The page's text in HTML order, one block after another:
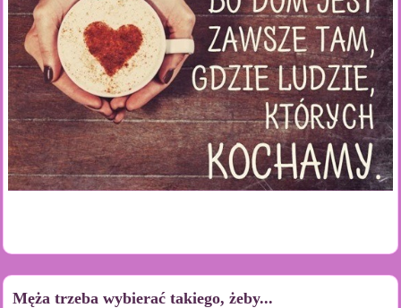
Męża trzeba wybierać takiego, żeby...